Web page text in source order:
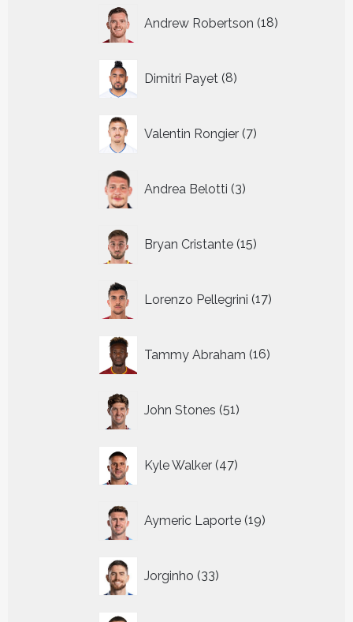
Andrew Robertson 18
producten
Dimitri Payet 8
producten
Valentin Rongier 7
producten
Andrea Belotti 3
producten
Bryan Cristante 15
producten
Lorenzo Pellegrini 17
producten
Tammy Abraham 16
producten
John Stones 51
producten
Kyle Walker 47
producten
Aymeric Laporte 19
producten
Jorginho 33
producten